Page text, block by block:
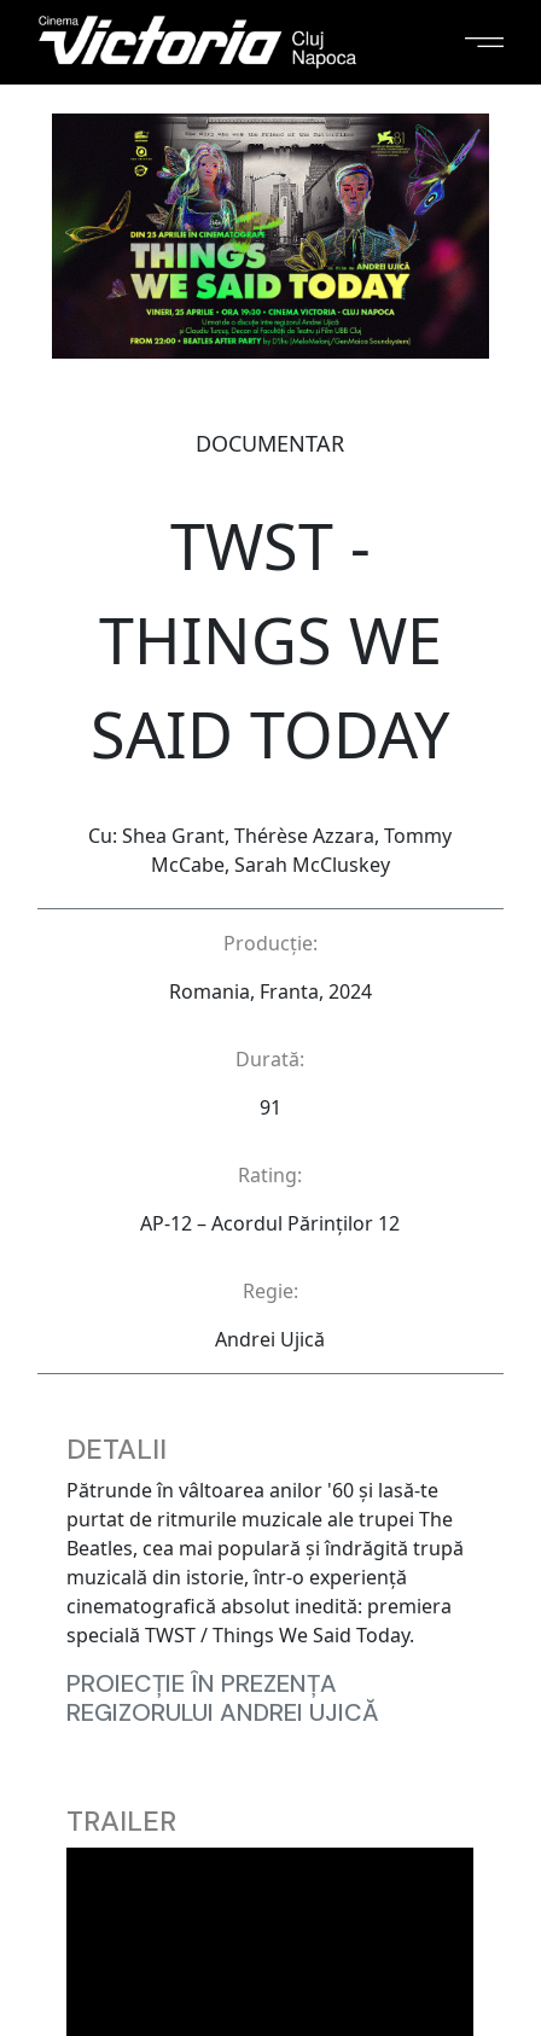
DOCUMENTAR
TWST -
THINGS WE
SAID TODAY
Cu: Shea Grant, Thérèse Azzara, Tommy
McCabe, Sarah McCluskey
Producție:
Romania, Franta, 2024
Durată:
91
Rating:
AP-12 – Acordul Părinţilor 12
Regie:
Andrei Ujică
DETALII
Pătrunde în vâltoarea anilor '60 și lasă-te
purtat de ritmurile muzicale ale trupei The
Beatles, cea mai populară și îndrăgită trupă
muzicală din istorie, într-o experiență
cinematografică absolut inedită: premiera
specială TWST / Things We Said Today.
PROIECȚIE ÎN PREZENȚA
REGIZORULUI ANDREI UJICĂ
TRAILER